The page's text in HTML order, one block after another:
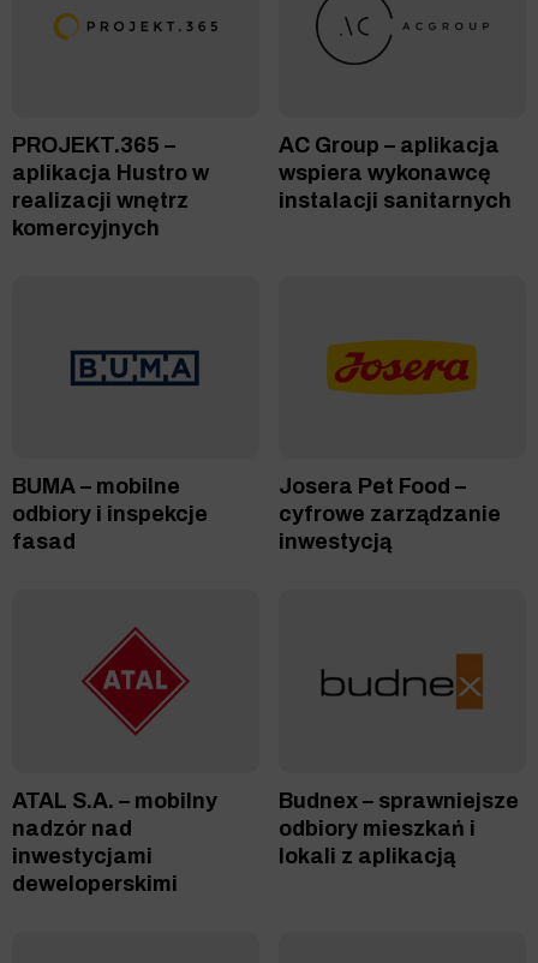
PROJEKT.365 –
aplikacja Hustro w
realizacji wnętrz
komercyjnych
AC Group – aplikacja
wspiera wykonawcę
instalacji sanitarnych
BUMA – mobilne
odbiory i inspekcje
fasad
Josera Pet Food –
cyfrowe zarządzanie
inwestycją
ATAL S.A. – mobilny
nadzór nad
inwestycjami
deweloperskimi
Budnex – sprawniejsze
odbiory mieszkań i
lokali z aplikacją